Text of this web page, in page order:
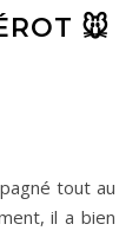
🐭
tout au
il a bien